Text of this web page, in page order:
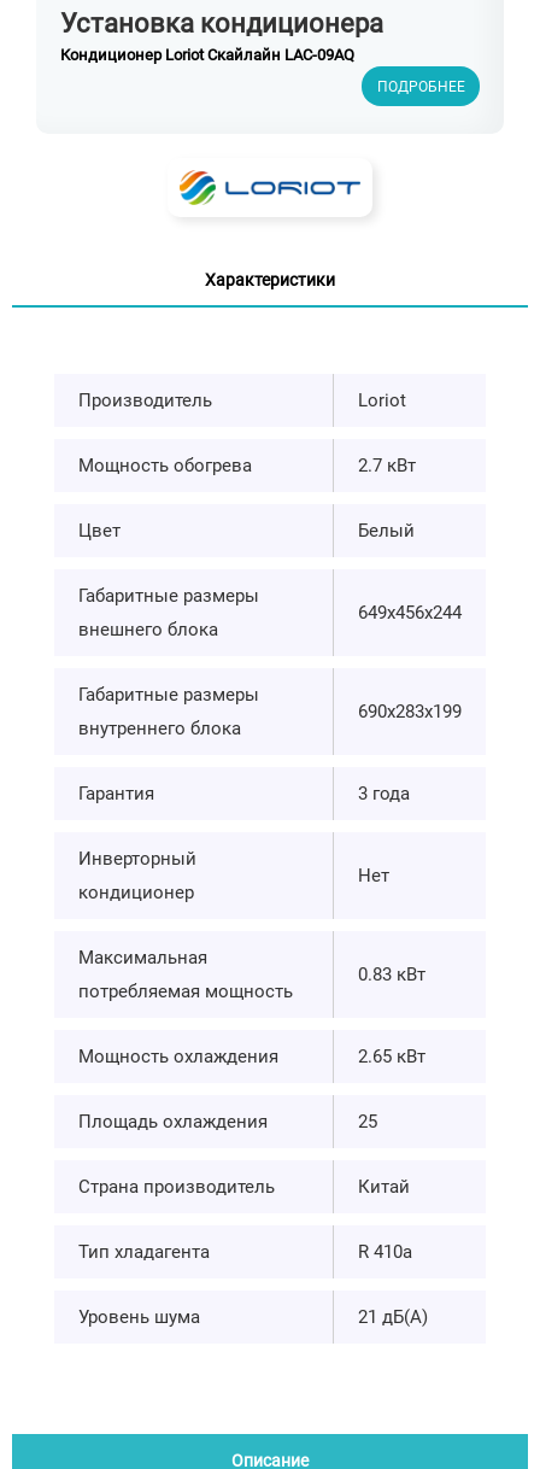
Установка кондиционера
Кондиционер Loriot Скайлайн LAC-09AQ
ПОДРОБНЕЕ
Характеристики
Производитель Loriot
Мощность обогрева 2.7 кВт
Цвет Белый
Габаритные размеры
внешнего блока
649х456х244
Габаритные размеры
внутреннего блока
690х283х199
Гарантия 3 года
Инверторный
кондиционер
Нет
Максимальная
потребляемая мощность
0.83 кВт
Мощность охлаждения 2.65 кВт
Площадь охлаждения 25
Страна производитель Китай
Тип хладагента R 410а
Уровень шума 21 дБ(А)
Описание